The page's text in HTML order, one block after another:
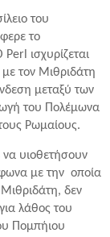
του
το
Perl ισχυρίζεται
με τον Μιθριδάτη
μεταξύ των
του Πολέμωνα
Ρωμαίους.
υιοθετήσουν
με την οποία
δεν
λάθος του
Πομπήιου